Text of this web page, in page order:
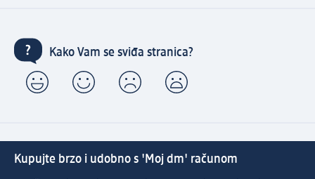
Kako Vam se sviđa stranica?
Kupujte brzo i udobno s 'Moj dm' računom